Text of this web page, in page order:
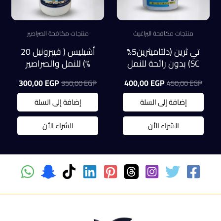
منتجات مكافحة البراغيث
تي ثرين (دلتاميثرين5%
SC) بدون رائحة للنمل
ملل450,00EGP السعر
الأصلي
هو:
450,00 EGP.
400,00EGP السعر
الحالي
400,00 EGP.
إضافة إلى السلة
الشراء الأن
منتجات مكافحة الصراصير
أشيليس ( فيبرونيل 20
%) للنمل والصراصير
350,00EGP السعر
الأصلي
هو:
350,00 EGP.
300,00EGP
EGP.
إضافة إلى السلة
الشراء الأن